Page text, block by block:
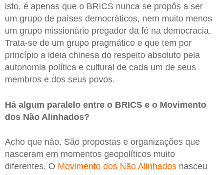
isto, é apenas que o BRICS nunca se propôs a ser
um grupo de países democráticos, nem muito menos
um grupo missionário pregador da fé na democracia.
Trata-se de um grupo pragmático e que tem por
princípio a ideia chinesa do respeito absoluto pela
autonomia política e cultural de cada um de seus
membros e dos seus povos.
Há algum paralelo entre o BRICS e o Movimento
dos Não Alinhados?
Acho que não. São propostas e organizações que
nasceram em momentos geopolíticos muito
diferentes. O Movimento dos Não Alinhados nasceu